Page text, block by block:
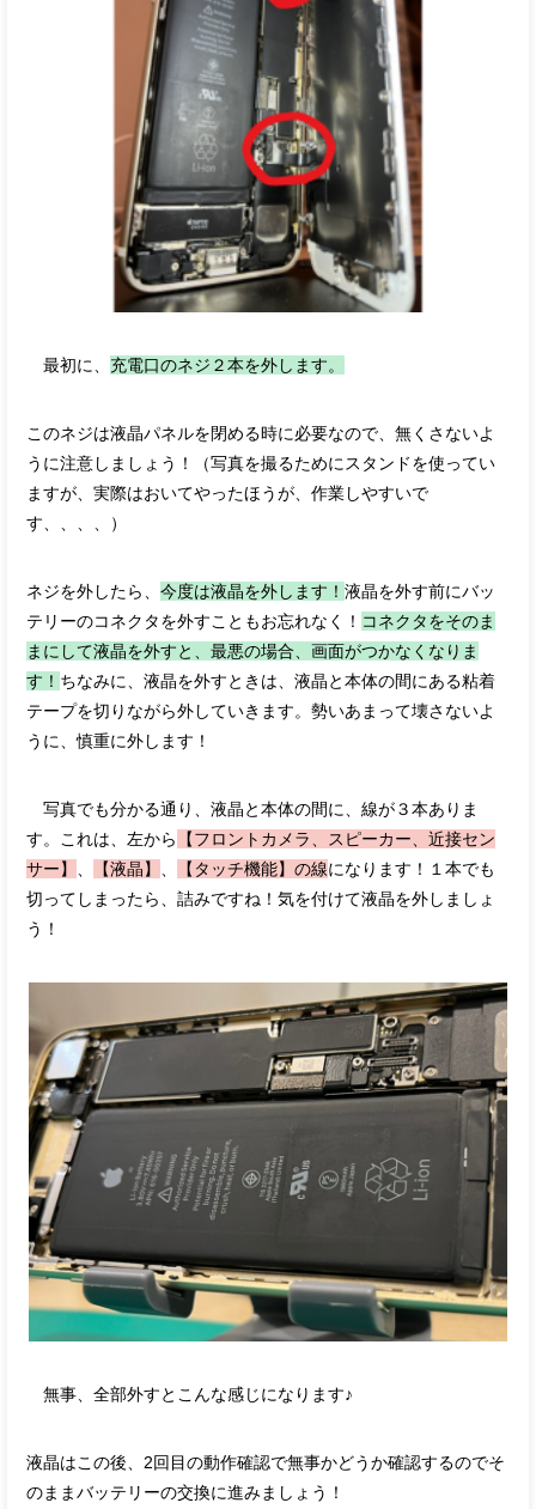
最初に、 充電口のネジ２本を外します。
このネジは液晶パネルを閉める時に必要なので、無くさないよ
うに注意しましょう！（写真を撮るためにスタンドを使ってい
ますが、実際はおいてやったほうが、作業しやすいで
す、、、、）
ネジを外したら、今度は液晶を外します！液晶を外す前にバッ
テリーのコネクタを外すこともお忘れなく！ コネクタをそのま
まにして液晶を外すと、最悪の場合、画面がつかなくなりま
す！ ちなみに、液晶を外すときは、液晶と本体の間にある粘着
テープを切りながら外していきます。勢いあまって壊さないよ
うに、慎重に外します！
写真でも分かる通り、液晶と本体の間に、線が３本ありま
す。これは、左から
【フロントカメラ、スピーカー、近接セン
サー】 、 【液晶】 、 【タッチ機能】の線になります！１本でも
切ってしまったら、詰みですね！気を付けて液晶を外しましょ
う！
無事、全部外すとこんな感じになります♪
液晶はこの後、2回目の動作確認で無事かどうか確認するのでそ
のままバッテリーの交換に進みましょう！